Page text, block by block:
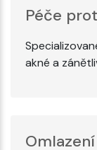
Péče
akné a